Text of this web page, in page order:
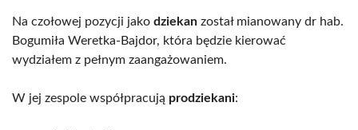
Na czołowej pozycji jako dziekan został mianowany dr hab.
Bogumiła Weretka-Bajdor, która będzie kierować
wydziałem z pełnym zaangażowaniem.
W jej zespole współpracują prodziekani: